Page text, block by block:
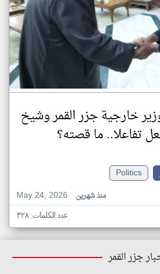
خارجية جزر القمر وشيخ
تفاعلا.. ما قصته؟
Politics
May 24, 2026
منذ شهرين
عدد الكلمات: ٣٢٨
جزر القمر